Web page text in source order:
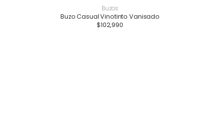
Buzos
Buzo Casual Vinotinto Vanisado
$102,990